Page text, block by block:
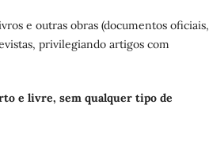
e outras obras (documentos oficiais,
privilegiando artigos com
e livre, sem qualquer tipo de